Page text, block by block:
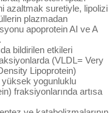
azaltmak suretiyle, lipolizi
plazmadan
apoprotein AI ve A
bildirilen etkileri
(VLDL= Very
Lipoprotein)
yogunluklu
fraksiyonlarında artısa